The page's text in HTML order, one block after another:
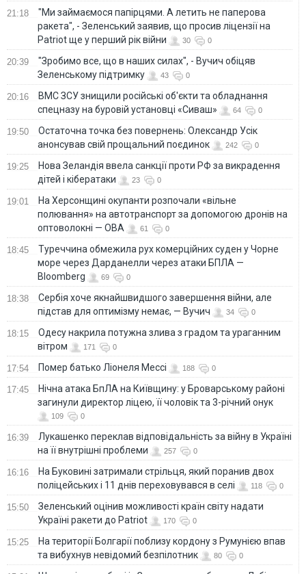
21:18
"Ми займаємося папірцями. А летить не паперова
ракета", - Зеленський заявив, що просив ліцензії на
Patriot ще у перший рік війни
30 0
20:39
"Зробимо все, що в наших силах", - Вучич обіцяв
Зеленському підтримку
43 0
20:16
ВМС ЗСУ знищили російські об'єкти та обладнання
спецназу на буровій установці «Сиваш»
64 0
19:50
Остаточна точка без повернень: Олександр Усік
анонсував свій прощальний поєдинок
242 0
19:25
Нова Зеландія ввела санкції проти РФ за викрадення
дітей і кібератаки
23 0
19:01
На Херсонщині окупанти розпочали «вільне
полювання» на автотранспорт за допомогою дронів на
оптоволокні — ОВА
61 0
18:45
Туреччина обмежила рух комерційних суден у Чорне
море через Дарданелли через атаки БПЛА —
Bloomberg
69 0
18:38
Сербія хоче якнайшвидшого завершення війни, але
підстав для оптимізму немає, — Вучич
34 0
18:15
Одесу накрила потужна злива з градом та ураганним
вітром
171 0
17:54 Помер батько Ліонеля Мессі 188 0
17:45
Нічна атака БпЛА на Київщину: у Броварському районі
загинули директор ліцею, її чоловік та 3-річний онук
109 0
16:39
Лукашенко переклав відповідальність за війну в Україні
на її внутрішні проблеми
257 0
16:16
На Буковині затримали стрільця, який поранив двох
поліцейських і 11 днів переховувався в селі
118 0
15:50
Зеленський оцінив можливості країн світу надати
Україні ракети до Patriot
170 0
15:25
На території Болгарії поблизу кордону з Румунією впав
та вибухнув невідомий безпілотник
80 0